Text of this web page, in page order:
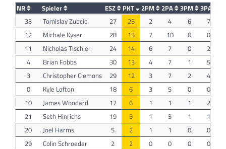
NR Spieler ESZ PKT 2PM 2PA 3PM 3PA
33
Tomislav Zubcic 27 25 2 4 6
7
12
Michale Kyser 28 15 7 10 0
0
11
Nicholas Tischler 24 14 6 7 0
2
4
Brian Fobbs 30 13 4 7 1
5
3
Christopher Clemons 29 12 3 7 2
4
0
Kyle Lofton 18 6 3 5 0
0
10
James Woodard 17 6 1 1 1
2
21
Seth Hinrichs 19 5 1 3 1
1
20
Joel Harms 5 2 1 1 0
0
29
Colin Schroeder 2 2 0 0 0
0